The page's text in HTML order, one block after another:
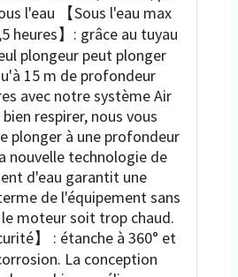
l'eau 【Sous l'eau max
heures】: grâce au tuyau
plongeur peut plonger
15 m de profondeur
avec notre système Air
respirer, nous vous
plonger à une profondeur
nouvelle technologie de
d'eau garantit une
de l'équipement sans
moteur soit trop chaud.
】 : étanche à 360° et
La conception